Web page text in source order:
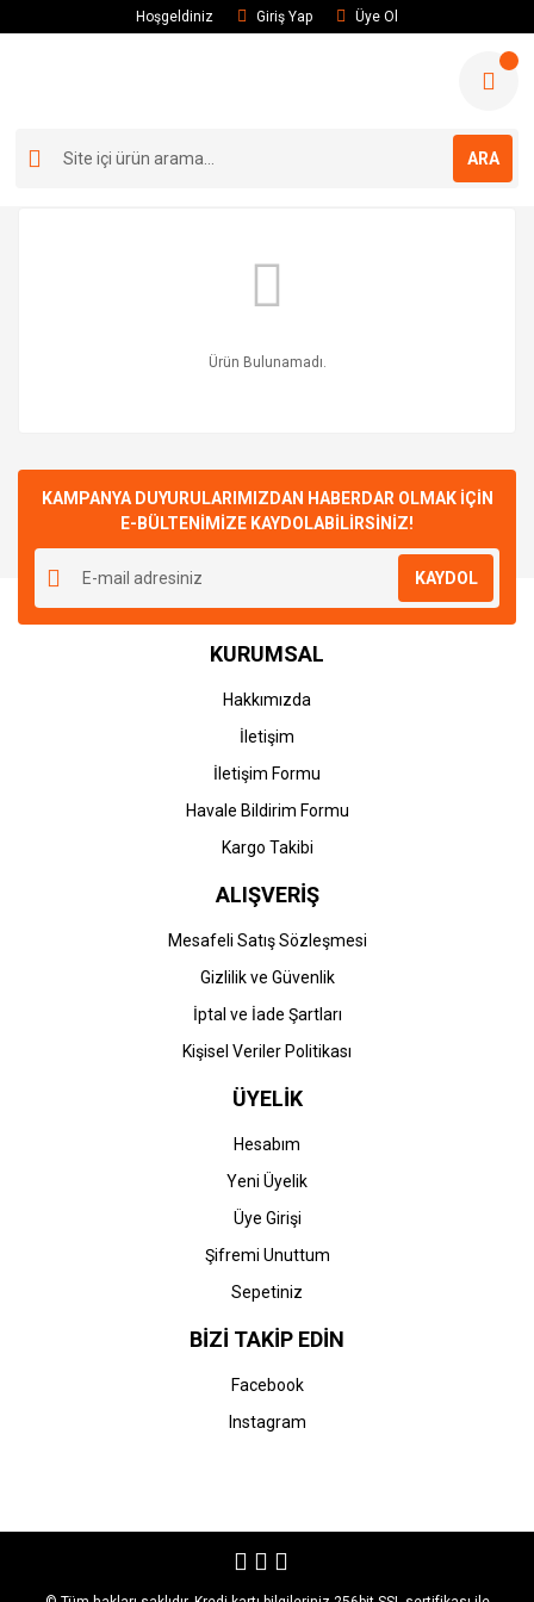
Hoşgeldiniz Giriş Yap Üye Ol
ARA
Ürün Bulunamadı.
KAMPANYA DUYURULARIMIZDAN HABERDAR OLMAK İÇİN
E-BÜLTENİMİZE KAYDOLABİLİRSİNİZ!
KAYDOL
KURUMSAL
Hakkımızda
İletişim
İletişim Formu
Havale Bildirim Formu
Kargo Takibi
ALIŞVERİŞ
Mesafeli Satış Sözleşmesi
Gizlilik ve Güvenlik
İptal ve İade Şartları
Kişisel Veriler Politikası
ÜYELİK
Hesabım
Yeni Üyelik
Üye Girişi
Şifremi Unuttum
Sepetiniz
BİZİ TAKİP EDİN
Facebook
Instagram